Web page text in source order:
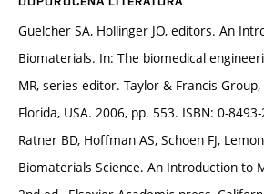
Guelcher SA, Hollinger JO, editors. An
Biomaterials. In: The biomedical
MR, series editor. Taylor & Francis Group,
Florida, USA. 2006, pp. 553. ISBN: 0-
Ratner BD, Hoffman AS, Schoen FJ,
Biomaterials Science. An Introduction to